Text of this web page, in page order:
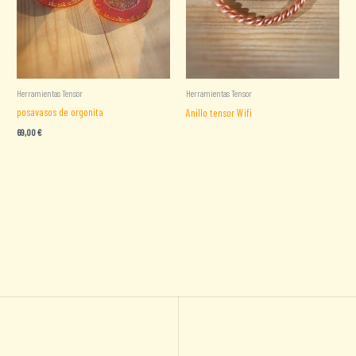
Herramientas Tensor
posavasos de orgonita
69,00€
Herramientas Tensor
Anillo tensor Wifi